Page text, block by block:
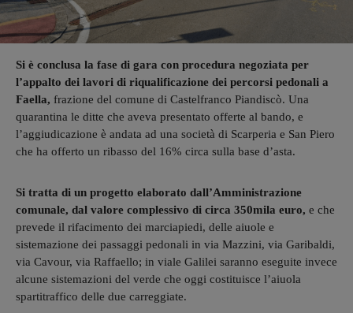
Si è conclusa la fase di gara con procedura negoziata per
l’appalto dei lavori di riqualificazione dei percorsi pedonali a
Faella, frazione del comune di Castelfranco Piandiscò. Una
quarantina le ditte che aveva presentato offerte al bando, e
l’aggiudicazione è andata ad una società di Scarperia e San Piero
che ha offerto un ribasso del 16% circa sulla base d’asta.
Si tratta di un progetto elaborato dall’Amministrazione
comunale, dal valore complessivo di circa 350mila euro, e che
prevede il rifacimento dei marciapiedi, delle aiuole e
sistemazione dei passaggi pedonali in via Mazzini, via Garibaldi,
via Cavour, via Raffaello; in viale Galilei saranno eseguite invece
alcune sistemazioni del verde che oggi costituisce l’aiuola
spartitraffico delle due carreggiate.